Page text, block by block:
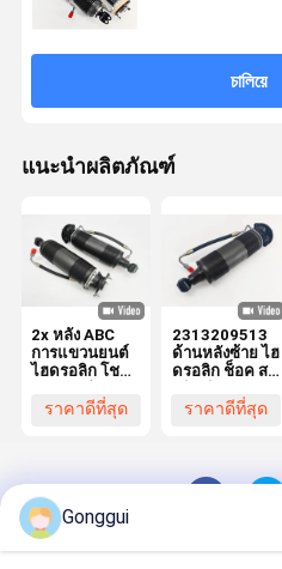
চালিয়ে
แนะนำผลิตภัณฑ์
2x หลัง ABC
การแขวนยนต์
ไฮดรอลิก โชค
Mercedes SL-
Class R231
ราคาดีที่สุด
2313209513
ด้านหลังซ้าย ไฮ
ดรอลิก ช็อค ส
Mercedes
ราคาดีที่สุด
บ้าน เกี่ยวกับเรา ติดต่
Gonggui